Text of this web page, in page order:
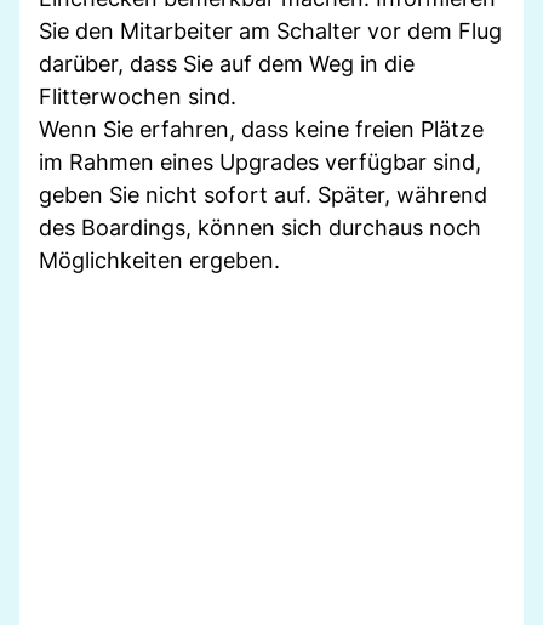
Sie den Mitarbeiter am Schalter vor dem Flug
darüber, dass Sie auf dem Weg in die
Flitterwochen sind.
Wenn Sie erfahren, dass keine freien Plätze
im Rahmen eines Upgrades verfügbar sind,
geben Sie nicht sofort auf. Später, während
des Boardings, können sich durchaus noch
Möglichkeiten ergeben.